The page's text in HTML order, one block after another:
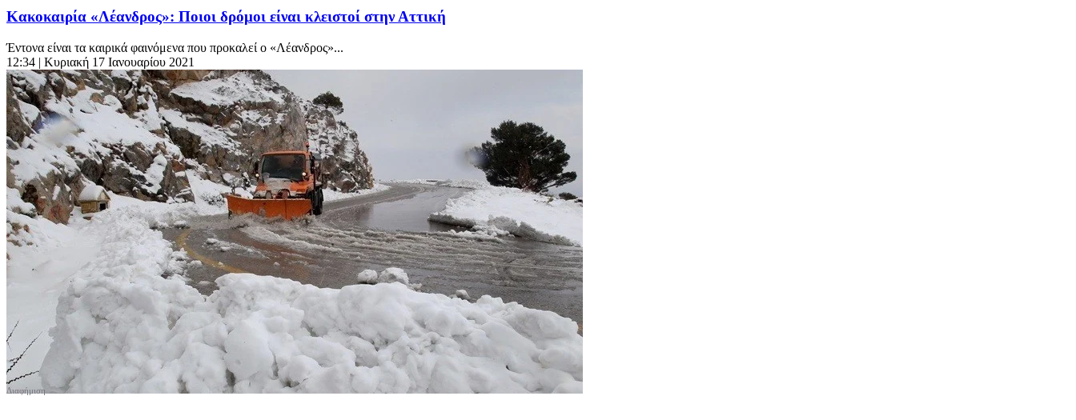
Κακοκαιρία «Λέανδρος»: Ποιοι δρόμοι είναι κλειστοί στην Αττική
Έντονα είναι τα καιρικά φαινόμενα που προκαλεί ο «Λέανδρος»...
12:34 | Κυριακή 17 Ιανουαρίου 2021